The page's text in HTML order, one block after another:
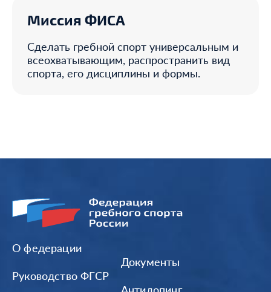
Миссия ФИСА
Сделать гребной спорт универсальным и
всеохватывающим, распространить вид
спорта, его дисциплины и формы.
О федерации
Руководство ФГСР
Документы